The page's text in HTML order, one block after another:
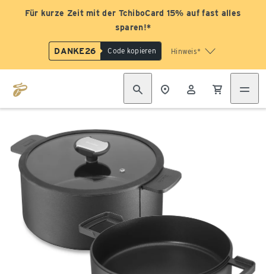
Für kurze Zeit mit der TchiboCard 15% auf fast alles
sparen!*
DANKE26 Code kopieren Hinweis*